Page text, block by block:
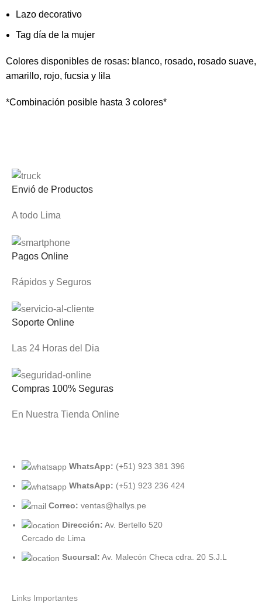
Lazo decorativo
Tag día de la mujer
Colores disponibles de rosas: blanco, rosado, rosado suave,
amarillo, rojo, fucsia y lila
*Combinación posible hasta 3 colores*
Envió de Productos
A todo Lima
Pagos Online
Rápidos y Seguros
Soporte Online
Las 24 Horas del Dia
Compras 100% Seguras
En Nuestra Tienda Online
WhatsApp: (+51) 923 381 396
WhatsApp: (+51) 923 236 424
Correo: ventas@hallys.pe
Dirección: Av. Bertello 520
Cercado de Lima
Sucursal: Av. Malecón Checa cdra. 20 S.J.L
Links Importantes